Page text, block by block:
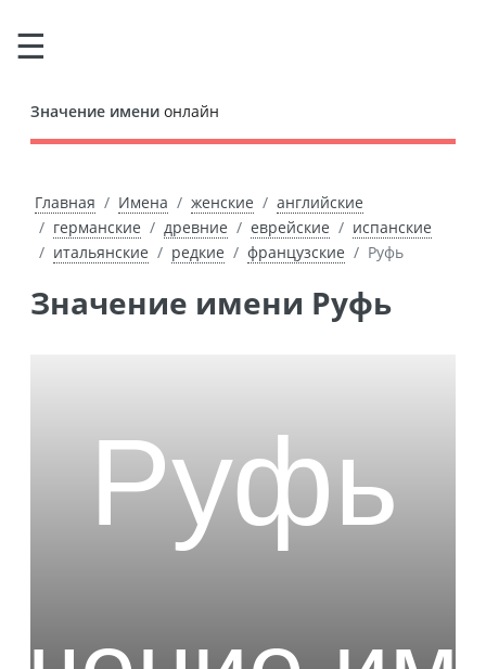
Значение имени онлайн
Главная Имена женские
английские
германские
древние еврейские
испанские
итальянские
редкие французские Руфь
Значение имени Руфь